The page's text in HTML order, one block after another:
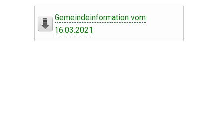
Leben in Oberdorf
Gemeindeinformation vom
16.03.2021